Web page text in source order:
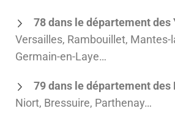
78 dans le département des
Versailles, Rambouillet, Mantes-
Germain-en-Laye…
79 dans le département des
Niort, Bressuire, Parthenay…